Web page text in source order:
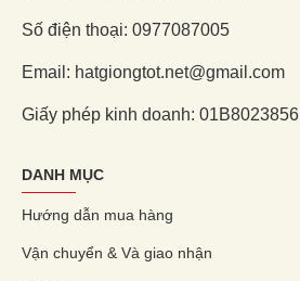
Số điện thoại: 0977087005
Email: hatgiongtot.net@gmail.com
Giấy phép kinh doanh: 01B8023856
DANH MỤC
Hướng dẫn mua hàng
Vận chuyển & Và giao nhận